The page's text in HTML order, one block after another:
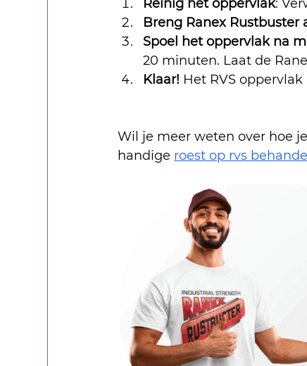
Reinig het oppervlak:
Breng Ranex Rustbuster
Spoel het oppervlak na
20 minuten. Laat de
Klaar! Het RVS
Wil je meer weten over hoe
handige roest op rvs